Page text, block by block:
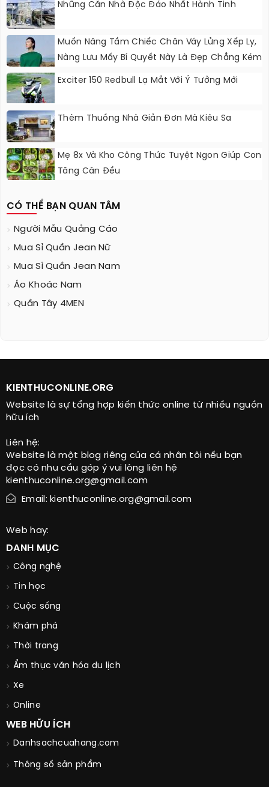
Những Căn Nhà Độc Đáo Nhất Hành Tinh
Muốn Nâng Tầm Chiếc Chân Váy Lửng Xếp Ly,
Nàng Lưu Mấy Bí Quyết Này Là Đẹp Chẳng Kém
Exciter 150 Redbull Lạ Mắt Với Ý Tưởng Mới
Thèm Thuồng Nhà Giản Đơn Mà Kiêu Sa
Mẹ 8x Và Kho Công Thức Tuyệt Ngon Giúp Con
Tăng Cân Đều
CÓ THỂ BẠN QUAN TÂM
Người Mẫu Quảng Cáo
Mua Sỉ Quần Jean Nữ
Mua Sỉ Quần Jean Nam
Áo Khoác Nam
Quần Tây 4MEN
KIENTHUCONLINE.ORG
Website là sự tổng hợp kiến thức online từ nhiều nguồn
hữu ích
Liên hệ:
Website là một blog riêng của cá nhân tôi nếu bạn
đọc có nhu cầu góp ý vui lòng liên hệ
kienthuconline.org@gmail.com
Email: kienthuconline.org@gmail.com
Web hay:
DANH MỤC
Công nghệ
Tin học
Cuộc sống
Khám phá
Thời trang
Ẩm thực văn hóa du lịch
Xe
Online
WEB HỮU ÍCH
Danhsachcuahang.com
Thông số sản phẩm